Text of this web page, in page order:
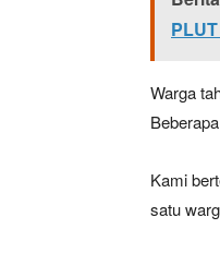
Warga
Kami
satu